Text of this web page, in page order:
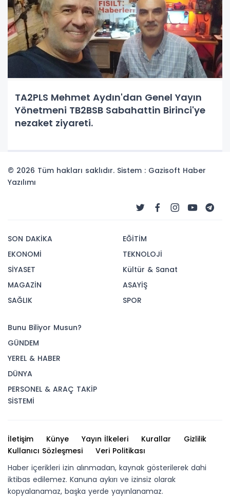
TA2PLS Mehmet Aydın'dan Genel Yayın
Yönetmeni TB2BSB Sabahattin Birinci'ye
nezaket ziyareti.
© 2026 Tüm hakları saklıdır. Sistem : Gazisoft Haber
Yazılımı
SON DAKİKA
EKONOMİ
SİYASET
MAGAZİN
SAĞLIK
EĞİTİM
TEKNOLOJİ
Kültür & Sanat
ASAYİŞ
SPOR
Bunu Biliyor Musun?
GÜNDEM
YEREL & HABER
DÜNYA
PERSONEL & ARAÇ TAKİP
SİSTEMİ
İletişim Künye Yayın İlkeleri Kurallar
Gizlilik
Kullanıcı Sözleşmesi
Veri Politikası
Haber içerikleri izin alınmadan, kaynak gösterilerek dahi
iktibas edilemez. Kanuna aykırı ve izinsiz olarak
kopyalanamaz, başka yerde yayınlanamaz.